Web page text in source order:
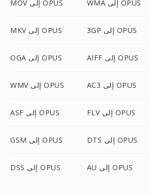
MOV إلى OPUS WMA إلى OPUS
MKV إلى OPUS 3GP إلى OPUS
OGA إلى OPUS AIFF إلى OPUS
WMV إلى OPUS AC3 إلى OPUS
ASF إلى OPUS FLV إلى OPUS
GSM إلى OPUS DTS إلى OPUS
DSS إلى OPUS AU إلى OPUS